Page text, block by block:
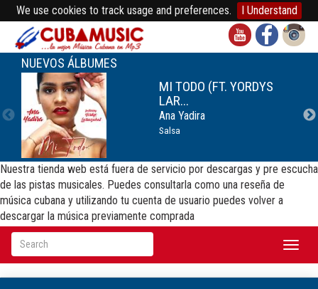
We use cookies to track usage and preferences. I Understand
NUEVOS ÁLBUMES
MI TODO (FT. YORDYS
LAR...
Ana Yadira
Salsa
Nuestra tienda web está fuera de servicio por descargas y pre escucha
de las pistas musicales. Puedes consultarla como una reseña de
música cubana y utilizando tu cuenta de usuario puedes volver a
descargar la música previamente comprada